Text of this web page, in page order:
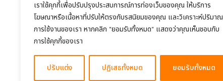
เราใช้คุกกี้เพื่อปรับปรุงประสบการณ์การท่องเว็บของคุณ ให้บริการ
โฆษณาหรือเนื้อหาที่ปรับให้ตรงกับรสนิยมของคุณ และวิเคราะห์ปริมาณ
การใช้งานของเรา หากคลิก "ยอมรับทั้งหมด" แสดงว่าคุณเห็นชอบกับ
การใช้คุกกี้ของเรา
ปรับแต่ง ปฏิเสธทั้งหมด ยอมรับทั้งหมด